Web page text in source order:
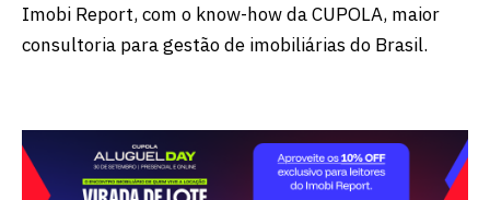
Imobi Report, com o know-how da CUPOLA, maior
consultoria para gestão de imobiliárias do Brasil.